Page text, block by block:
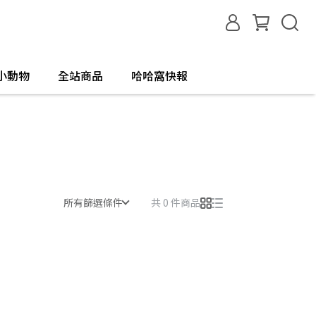
動物 全站商品 哈哈窩快報
所有篩選條件 共 0 件商品